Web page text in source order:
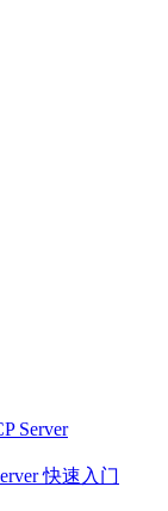
Server
快速入门